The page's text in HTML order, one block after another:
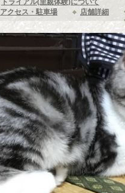
トライアル(里親体験)について
アクセス・駐車場 店舗詳細